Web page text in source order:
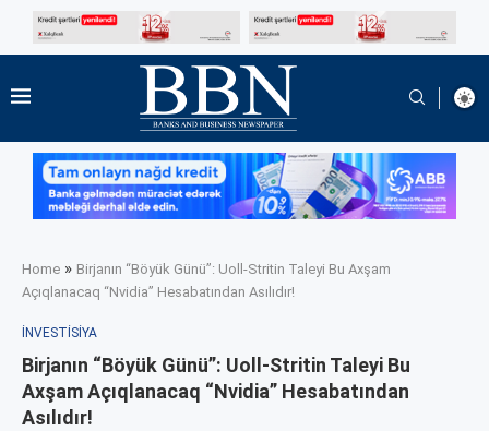
Home » Birjanın “Böyük Günü”: Uoll-Stritin Taleyi Bu Axşam
Açıqlanacaq “Nvidia” Hesabatından Asılıdır!
İNVESTISIYA
Birjanın “Böyük Günü”: Uoll-Stritin Taleyi Bu
Axşam Açıqlanacaq “Nvidia” Hesabatından
Asılıdır!